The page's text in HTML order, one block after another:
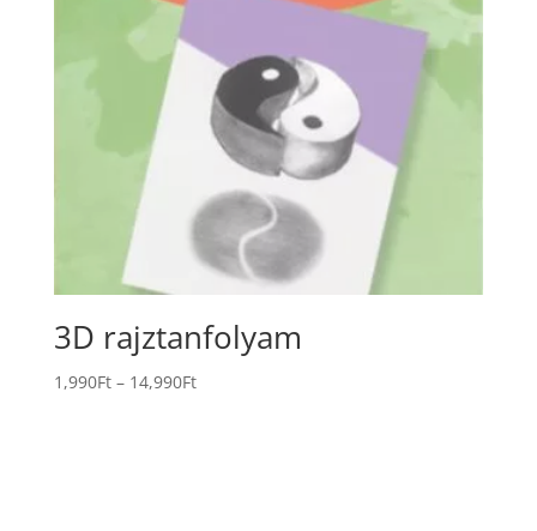
3D rajztanfolyam
1,990Ft– 14,990Ft